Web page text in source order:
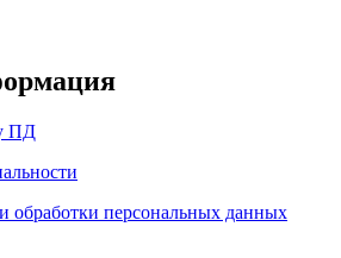
ПД
обработки персональных данных